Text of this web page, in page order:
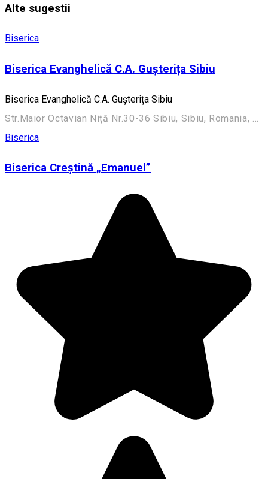
Alte sugestii
Biserica
Biserica Evanghelică C.A. Gușterița Sibiu
Biserica Evanghelică C.A. Gușterița Sibiu
Biserica
Biserica Creștină „Emanuel”